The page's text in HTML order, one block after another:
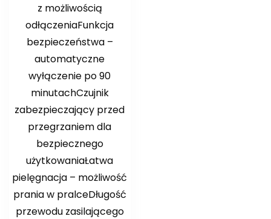
z możliwością
odłączeniaFunkcja
bezpieczeństwa –
automatyczne
wyłączenie po 90
minutachCzujnik
zabezpieczający przed
przegrzaniem dla
bezpiecznego
użytkowaniaŁatwa
pielęgnacja – możliwość
prania w pralceDługość
przewodu zasilającego